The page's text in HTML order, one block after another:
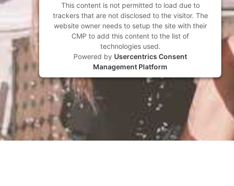
This content is not permitted to load due to
trackers that are not disclosed to the visitor. The
website owner needs to setup the site with their
CMP to add this content to the list of
technologies used.
Powered by Usercentrics Consent
Management Platform